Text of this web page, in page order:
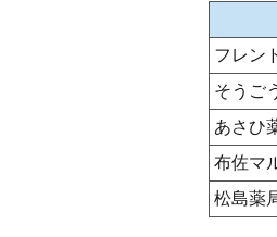
フレン
そうご
あさひ
布佐マ
松島薬